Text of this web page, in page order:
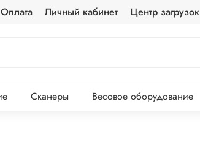
Оплата Личный кабинет Центр загрузок
Сканеры Весовое оборудование